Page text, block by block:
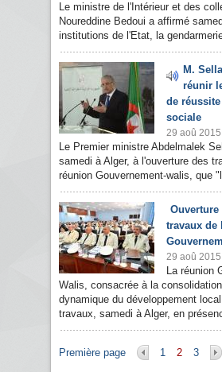
Le ministre de l'Intérieur et des
Noureddine Bedoui a affirmé
institutions de l'Etat, la
M.
réunir
de
sociale
29 aoû 2015
Le Premier ministre Abdelmalek
samedi à Alger, à l'ouverture des
réunion Gouvernement-walis, que
Ouverture
travaux de
29 aoû 2015
La réunion
Walis, consacrée à la
dynamique du développement
travaux, samedi à Alger, en
Pages
Première page 1 2 3